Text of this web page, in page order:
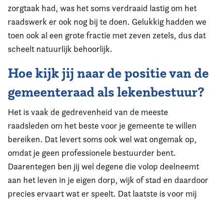
zorgtaak had, was het soms verdraaid lastig om het
raadswerk er ook nog bij te doen. Gelukkig hadden we
toen ook al een grote fractie met zeven zetels, dus dat
scheelt natuurlijk behoorlijk.
Hoe kijk jij naar de positie van de
gemeenteraad als lekenbestuur?
Het is vaak de gedrevenheid van de meeste
raadsleden om het beste voor je gemeente te willen
bereiken. Dat levert soms ook wel wat ongemak op,
omdat je geen professionele bestuurder bent.
Daarentegen ben jij wel degene die volop deelneemt
aan het leven in je eigen dorp, wijk of stad en daardoor
precies ervaart wat er speelt. Dat laatste is voor mij